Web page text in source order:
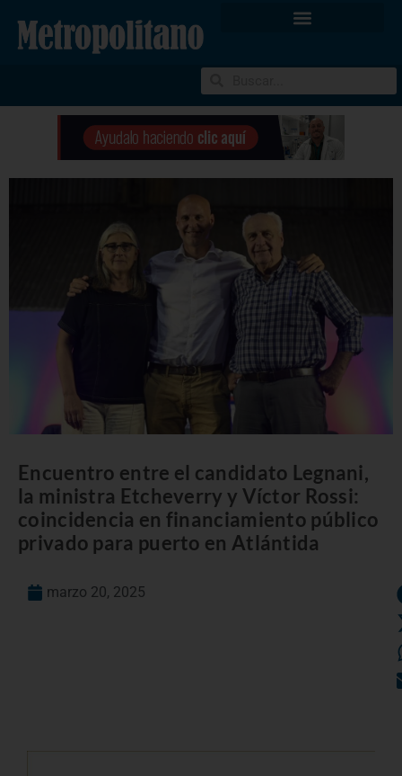
Encuentro entre el candidato Legnani,
la ministra Etcheverry y Víctor Rossi:
coincidencia en financiamiento público
privado para puerto en Atlántida
marzo 20, 2025